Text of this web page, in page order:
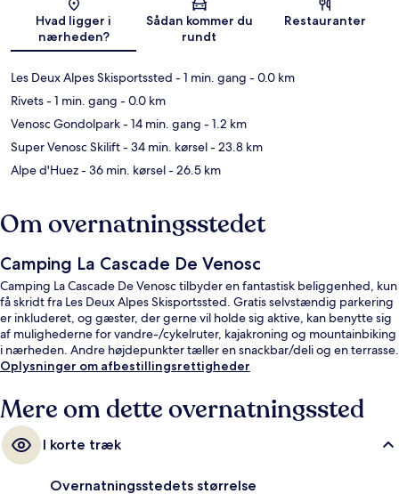
Kort
Hvad ligger i
nærheden?
Sådan kommer du
rundt
Restauranter
Les Deux Alpes Skisportssted - 1 min. gang - 0.0 km
Rivets- 1 min. gang - 0.0 km
Venosc Gondolpark- 14 min. gang - 1.2 km
Super Venosc Skilift- 34 min. kørsel- 23.8 km
Alpe d'Huez- 36 min. kørsel- 26.5 km
Om overnatningsstedet
Camping La Cascade De Venosc
Camping La Cascade De Venosc tilbyder en fantastisk beliggenhed, kun
få skridt fra Les Deux Alpes Skisportssted. Gratis selvstændig parkering
er inkluderet, og gæster, der gerne vil holde sig aktive, kan benytte sig
af mulighederne for vandre-/cykelruter, kajakroning og mountainbiking
i nærheden. Andre højdepunkter tæller en snackbar/deli og en terrasse.
Oplysninger om afbestillingsrettigheder
Mere om dette overnatningssted
I korte træk
Overnatningsstedets størrelse